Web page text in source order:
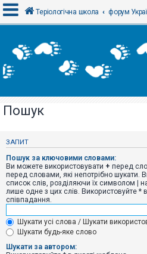
х
і
Р
с
р
а
ц
і
я
Т
е
м
и
Теріологічна школа
Пошук
ЗАПИТ
Пошук за ключовими словами:
Ви можете використовувати + перед
перед словами, які непотрібно шукати.
список слів, розділяючи їх символом |
лише одне з цих слів. Використовуйте *
співпадання.
Шукати усі слова / Шукати
Шукати будь-яке слово
Шукати за автором: